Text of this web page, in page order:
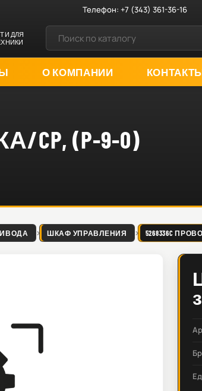
Телефон:+7 (343) 361-36-16
ДЛЯ
О КОМПАНИИ
CP, (P-9-0)
ШКАФ УПРАВЛЕНИЯ 5268336C